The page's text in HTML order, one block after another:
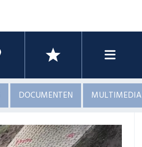
DOCUMENTEN MULTIMEDIA